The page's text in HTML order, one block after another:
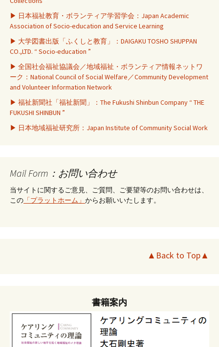
▶ 日本福祉教育・ボランティア学習学会：Japan Academic
Association of Socio-education and Service Learning
▶ 大学図書出版「ふくしと教育」：DAIGAKU TOSHO SHUPPAN
CO.,LTD. “ Socio-education ”
▶ 全国社会福祉協議会／地域福祉・ボランティア情報ネットワ
ーク：National Council of Social Welfare／Community Development
and Volunteer Information Network
▶ 福祉新聞社「福祉新聞」：The Fukushi Shinbun Company “ THE
FUKUSHI SHINBUN ”
▶ 日本地域福祉研究所：Japan Institute of Community Social Work
Mail Form：お問い合わせ
当サイトに関するご意見、ご質問、ご要望等のお問い合わせは、
この 「プラットホーム」 からお願いいたします。
▲Back to Top▲
書籍案内